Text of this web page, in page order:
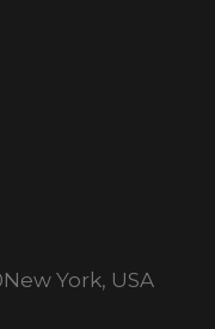
York, USA